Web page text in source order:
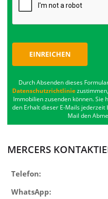
EINREICHEN
Durch Absenden dieses
Datenschutzrichtlinie
Immobilien zusenden können. Sie
den Erhalt dieser E-Mails jederzeit
Mail den
MERCERS
Telefon:
WhatsApp: